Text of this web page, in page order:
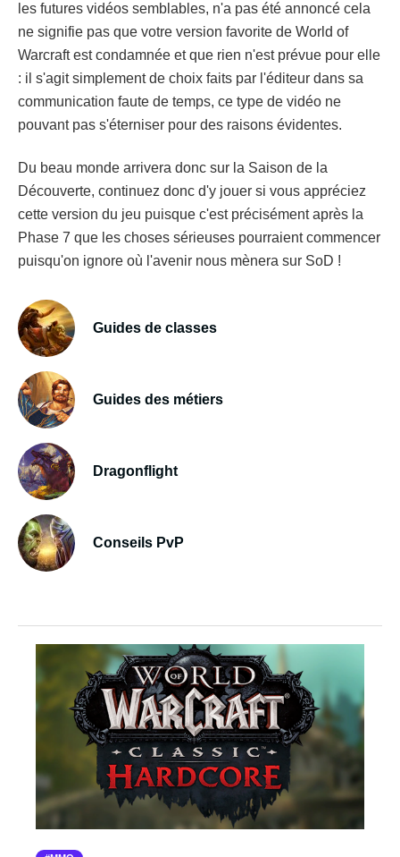
les futures vidéos semblables, n'a pas été annoncé cela
ne signifie pas que votre version favorite de World of
Warcraft est condamnée et que rien n'est prévue pour elle
: il s'agit simplement de choix faits par l'éditeur dans sa
communication faute de temps, ce type de vidéo ne
pouvant pas s'éterniser pour des raisons évidentes.
Du beau monde arrivera donc sur la Saison de la
Découverte, continuez donc d'y jouer si vous appréciez
cette version du jeu puisque c'est précisément après la
Phase 7 que les choses sérieuses pourraient commencer
puisqu'on ignore où l'avenir nous mènera sur SoD !
Guides de classes
Guides des métiers
Dragonflight
Conseils PvP